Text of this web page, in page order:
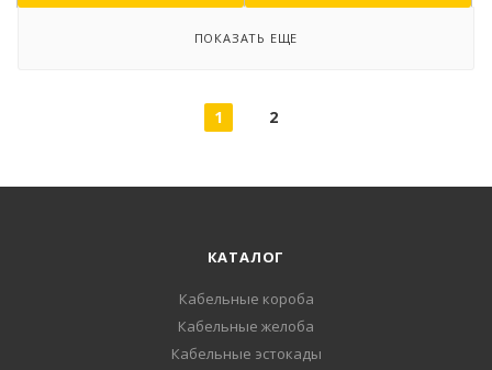
ПОКАЗАТЬ ЕЩЕ
1 2
КАТАЛОГ
Кабельные короба
Кабельные желоба
Кабельные эстокады